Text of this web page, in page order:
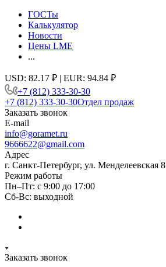
ГОСТы
Калькулятор
Новости
Цены LME
...
USD: 82.17 ₽ | EUR: 94.84 ₽
+7 (812) 333-30-30
+7 (812) 333-30-30Отдел продаж
Заказать звонок
E-mail
info@goramet.ru
9666622@gmail.com
Адрес
г. Санкт-Петербург, ул. Менделеевская 8
Режим работы
Пн–Пт: с 9:00 до 17:00
Сб-Вс: выходной
Заказать звонок